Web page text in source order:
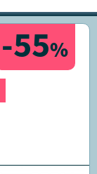
-55%